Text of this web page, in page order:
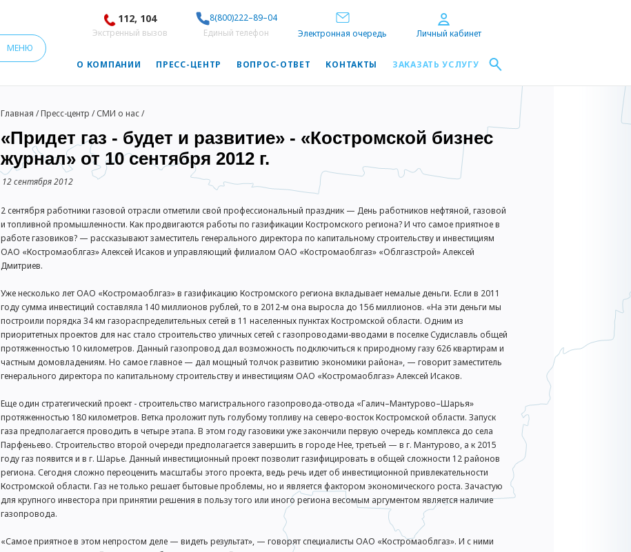
МЕНЮ
112, 104
Экстренный вызов
8(800)222–89–04
Единый телефон
Электронная очередь Личный кабинет
О КОМПАНИИ ПРЕСС-ЦЕНТР ВОПРОС-ОТВЕТ КОНТАКТЫ ЗАКАЗАТЬ УСЛУГУ
Главная /Пресс-центр /СМИ о нас/
«Придет газ - будет и развитие» - «Костромской бизнес
журнал» от 10 сентября 2012 г.
12 сентября 2012
2 сентября работники газовой отрасли отметили свой профессиональный праздник — День работников нефтяной, газовой
и топливной промышленности. Как продвигаются работы по газификации Костромского региона? И что самое приятное в
работе газовиков? — рассказывают заместитель генерального директора по капитальному строительству и инвестициям
ОАО «Костромаоблгаз» Алексей Исаков и управляющий филиалом ОАО «Костромаоблгаз» «Облгазстрой» Алексей
Дмитриев.
Уже несколько лет ОАО «Костромаоблгаз» в газификацию Костромского региона вкладывает немалые деньги. Если в 2011
году сумма инвестиций составляла 140 миллионов рублей, то в 2012-м она выросла до 156 миллионов. «На эти деньги мы
построили порядка 34 км газораспределительных сетей в 11 населенных пунктах Костромской области. Одним из
приоритетных проектов для нас стало строительство уличных сетей с газопроводами-вводами в поселке Судиславль общей
протяженностью 10 километров. Данный газопровод дал возможность подключиться к природному газу 626 квартирам и
частным домовладениям. Но самое главное — дал мощный толчок развитию экономики района», — говорит заместитель
генерального директора по капитальному строительству и инвестициям ОАО «Костромаоблгаз» Алексей Исаков.
Еще один стратегический проект - строительство магистрального газопровода-отвода «Галич–Мантурово–Шарья»
протяженностью 180 километров. Ветка проложит путь голубому топливу на северо-восток Костромской области. Запуск
газа предполагается проводить в четыре этапа. В этом году газовики уже закончили первую очередь комплекса до села
Парфеньево. Строительство второй очереди предполагается завершить в городе Нее, третьей — в г. Мантурово, а к 2015
году газ появится и в г. Шарье. Данный инвестиционный проект позволит газифицировать в общей сложности 12 районов
региона. Сегодня сложно переоценить масштабы этого проекта, ведь речь идет об инвестиционной привлекательности
Костромской области. Газ не только решает бытовые проблемы, но и является фактором экономического роста. Зачастую
для крупного инвестора при принятии решения в пользу того или иного региона весомым аргументом является наличие
газопровода.
«Самое приятное в этом непростом деле — видеть результат», — говорят специалисты ОАО «Костромаоблгаз». И с ними